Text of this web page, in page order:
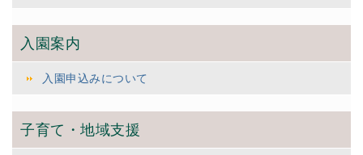
入園案内
入園申込みについて
子育て・地域支援